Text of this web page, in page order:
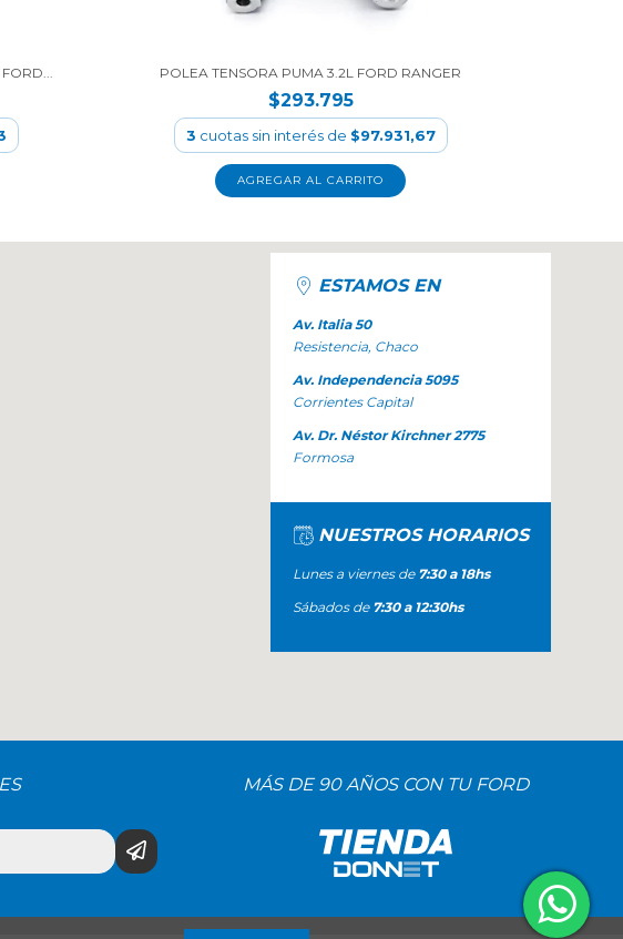
POLEA TENSORA PUMA 3.2L FORD RANGER
$293.795
3 cuotas sin interés de $97.931,67
ESTAMOS EN
Av. Italia 50
Resistencia, Chaco
Av. Independencia 5095
Corrientes Capital
Av. Dr. Néstor Kirchner 2775
Formosa
NUESTROS HORARIOS
Lunes a viernes de 7:30 a 18hs
Sábados de 7:30 a 12:30hs
MÁS DE 90 AÑOS CON TU FORD